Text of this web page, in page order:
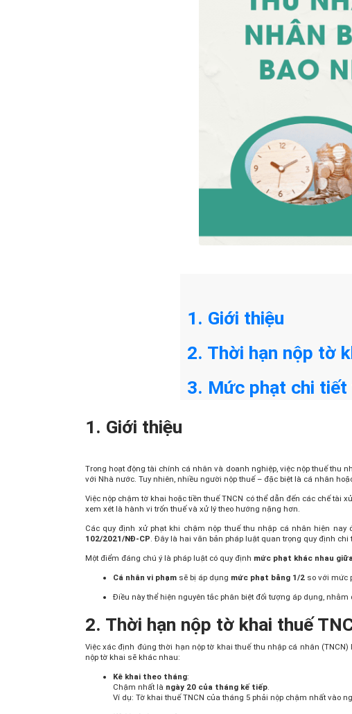
1. Giới thiệu
2. Thời hạn nộp tờ
3. Mức phạt chi tiết
1. Giới thiệu
Trong hoạt động tài chính cá nhân và doanh nghiệp, việc nộp thuế thu
với Nhà nước. Tuy nhiên, nhiều người nộp thuế – đặc biệt là cá nhân
Việc nộp chậm tờ khai hoặc tiền thuế TNCN có thể dẫn đến các chế tài
xem xét là hành vi trốn thuế và xử lý theo hướng nặng hơn.
Các quy định xử phạt khi chậm nộp thuế thu nhập cá nhân hiện nay
102/2021/NĐ‑CP. Đây là hai văn bản pháp luật quan trọng quy định
Một điểm đáng chú ý là pháp luật có quy định mức phạt khác nhau
Cá nhân vi phạmsẽ bị áp dụng mức phạt bằng 1/2so với mức
Điều này thể hiện nguyên tắc phân biệt đối tượng áp dụng,
2. Thời hạn nộp tờ khai thuế
Việc xác định đúng thời hạn nộp tờ khai thuế thu nhập cá nhân
nộp tờ khai sẽ khác nhau:
Kê khai theo tháng:
Chậm nhất là ngày 20 của tháng kế tiếp.
Ví dụ: Tờ khai thuế TNCN của tháng 5 phải nộp chậm nhất vào